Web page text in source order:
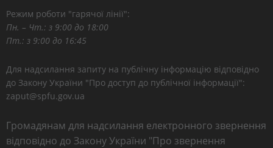
Режим роботи "гарячої лінії":
Пн. – Чт.: з 9:00 до 18:00
Пт.: з 9:00 до 16:45
Для надсилання запиту на публічну інформацію відповідно
до Закону України "Про доступ до публічної інформації":
zaput@spfu.gov.ua
Громадянам для надсилання електронного звернення
відповідно до Закону України "Про звернення